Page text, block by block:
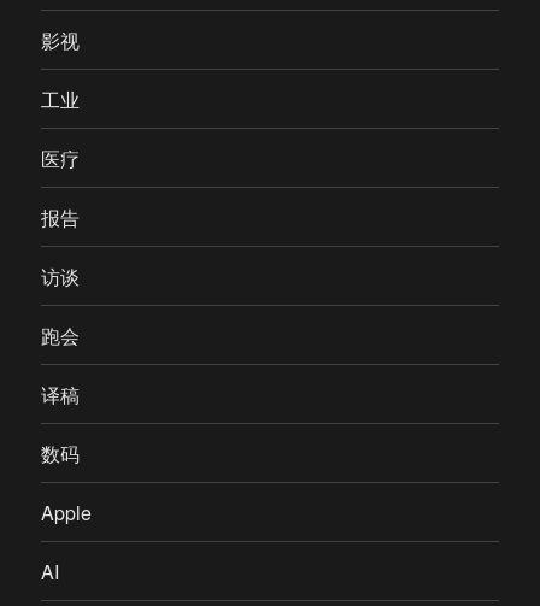
影视
工业
医疗
报告
访谈
跑会
译稿
数码
Apple
AI